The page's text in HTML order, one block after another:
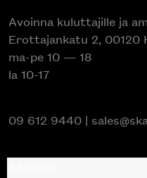
Avoinna kuluttajille ja
Erottajankatu 2, 00120
ma-pe 10 — 18
la 10-17
09 612 9440 |